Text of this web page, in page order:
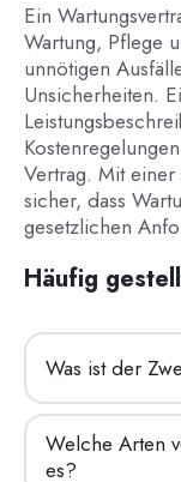
Ein
Wartung, Pflege
unnötigen
Unsicherheiten.
Vertrag. Mit
sicher, dass
gesetzlichen
Häufig
Was ist der
Welche Arten
es?